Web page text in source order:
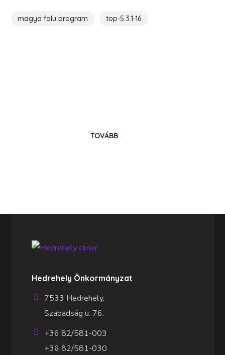
magya falu program top-5.3.1-16
TOVÁBB
Hedrehely Önkormányzat
7533 Hedrehely,
Szabadság u. 76.
+36 82/581-003
+36 82/581-030